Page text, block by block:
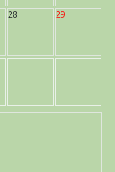
28 29